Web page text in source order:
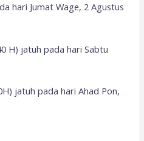
hari Jumat Wage, 2 Agustus
H) jatuh pada hari Sabtu
jatuh pada hari Ahad Pon,